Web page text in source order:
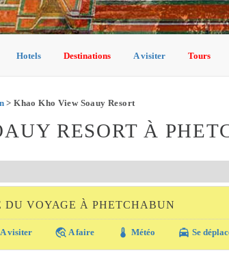
Hotels Destinations A visiter Tours
> Khao Kho View Soauy Resort
RESORT À
DU VOYAGE À PHETCHABUN
A visiter travel_explore A faire thermostat Météo local_taxi Se